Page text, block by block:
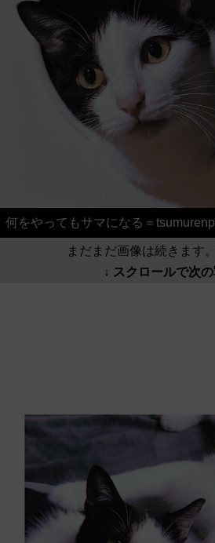
何をやってもサマになる＝
まだまだ画像は続きます
↓ スクロールで次の